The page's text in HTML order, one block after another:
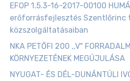
EFOP 1.5.3-16-2017-00100
erőforrásfejlesztés Szentlőrinc
közszolgáltatásaiban
NKA PETŐFI 200 ,,V"
KÖRNYEZETÉNEK MEGÚJULÁSA
NYUGAT- ÉS DÉL-DUNÁNTÚLI